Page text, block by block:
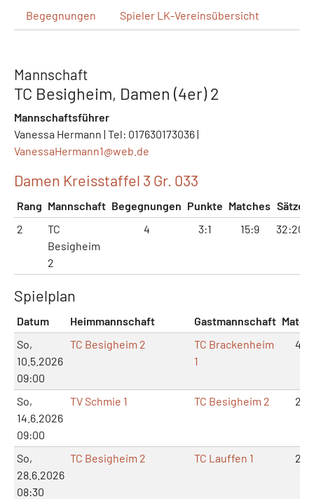
Begegnungen Spieler LK-Vereinsübersicht
Mannschaft
TC Besigheim, Damen (4er) 2
Mannschaftsführer
Vanessa Hermann | Tel: 017630173036 |
VanessaHermann1@web.de
Damen Kreisstaffel 3 Gr. 033
Rang Mannschaft Begegnungen Punkte Matches Sätze
2
TC
Besigheim
2
4 3:1 15:9 32:20
Spielplan
Datum Heimmannschaft Gastmannschaft
So,
10.5.2026
09:00
TC Besigheim 2
TC Brackenheim
1
4:2
So,
14.6.2026
09:00
TV Schmie 1 TC Besigheim 2 2:4
So,
28.6.2026
08:30
TC Besigheim 2 TC Lauffen 1 2:4